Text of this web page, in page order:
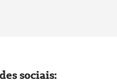
sociais: